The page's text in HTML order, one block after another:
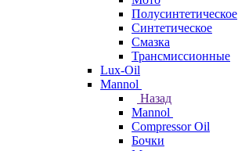
Полусинтетическое
Синтетическое
Смазка
Трансмиссионные
Lux-Oil
Mannol
Назад
Mannol
Compressor Oil
Бочки